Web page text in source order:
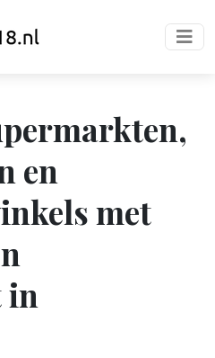
en
met
in